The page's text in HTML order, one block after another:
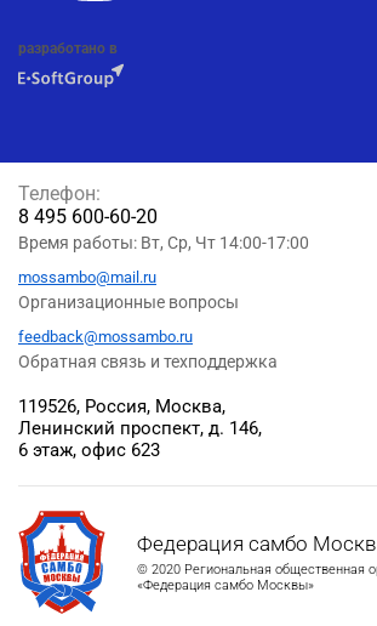
разработано в
Федерация самбо
© 2020 Региональная общественная
«Федерация самбо Москвы»
119526, Россия, Москва,
Ленинский проспект, д. 146,
6 этаж, офис 623
Телефон:
8 495 600-60-20
Время работы: Вт, Ср, Чт 14:00-17:00
mossambo@mail.ru
Организационные вопросы
feedback@mossambo.ru
Обратная связь и техподдержка